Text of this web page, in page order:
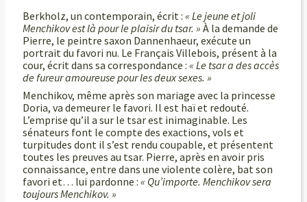
Berkholz, un contemporain, écrit : « Le jeune et joli
Menchikov est là pour le plaisir du tsar. » À la demande de
Pierre, le peintre saxon Dannenhaeur, exécute un
portrait du favori nu. Le Français Villebois, présent à la
cour, écrit dans sa correspondance : « Le tsar a des accès
de fureur amoureuse pour les deux sexes. »
Menchikov, même après son mariage avec la princesse
Doria, va demeurer le favori. Il est haï et redouté.
L’emprise qu’il a sur le tsar est inimaginable. Les
sénateurs font le compte des exactions, vols et
turpitudes dont il s’est rendu coupable, et présentent
toutes les preuves au tsar. Pierre, après en avoir pris
connaissance, entre dans une violente colère, bat son
favori et… lui pardonne : « Qu’importe. Menchikov sera
toujours Menchikov. »